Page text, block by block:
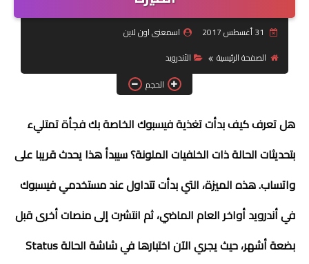
جرافيك
كورسات
مقالات
القسم الديني
العناية بالصحة
سياحة
قصص
اسمعنى اون لاين
الصفحة الرئيسية
الأندرويد
الحجم
هل تعرف كيف بدأت تغذية فيسبوك الخاصة بك فجأة تمتليء
بتحديثات الحالة ذات الخلفيات الملونة؟ سيبدأ هذا يحدث قريبا على
واتساب. هذه الميزة، التي بدأت تتداول عند مستخدمي فيسبوك
في أندرويد أواخر العام الماضي، ثم انتشرت إلى منصات أخرى قبل
بضعة أشهر، حيث يجري الآن اختبارها في شاشة الحالة Status